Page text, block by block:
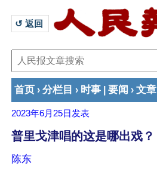
↺ 返回
首页 › 分栏目 › 时事 要闻 › 文章
2023年6月25日 发表
普里戈津唱的这是哪出戏？
陈东